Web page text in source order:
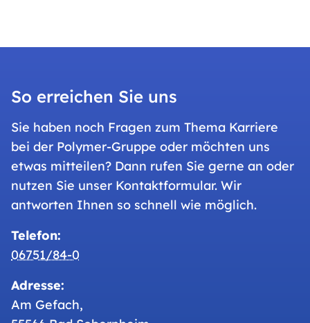
So erreichen Sie uns
Sie haben noch Fragen zum Thema Karriere
bei der Polymer-Gruppe oder möchten uns
etwas mitteilen? Dann rufen Sie gerne an oder
nutzen Sie unser Kontaktformular. Wir
antworten Ihnen so schnell wie möglich.
Telefon:
06751/84-0
Adresse:
Am Gefach,